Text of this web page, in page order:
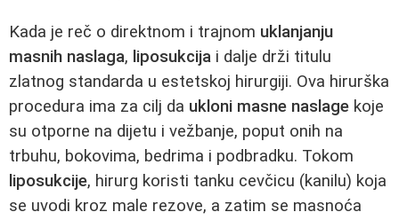
Kada je reč o direktnom i trajnom uklanjanju
masnih naslaga, liposukcija i dalje drži titulu
zlatnog standarda u estetskoj hirurgiji. Ova hirurška
procedura ima za cilj da ukloni masne naslage koje
su otporne na dijetu i vežbanje, poput onih na
trbuhu, bokovima, bedrima i podbradku. Tokom
liposukcije, hirurg koristi tanku cevčicu (kanilu) koja
se uvodi kroz male rezove, a zatim se masnoća